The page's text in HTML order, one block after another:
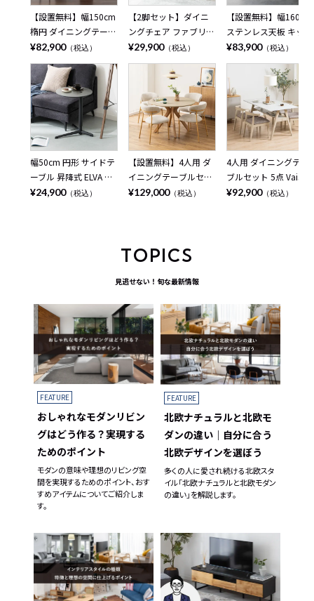
【設置無料】幅150cm
楕円 ダイニングテーブ
ル オーバルテーブル 4
人掛け ALT 木目 大理石
調 ウッディモダン テ
ーブル 4人 食卓テーブ
ル おしゃれ ブラウン
ナチュラル
¥82,900（税込）
幅50cm 円形 サイドテ
ーブル 昇降式 ELVA セ
ラミック天板 石目調
¥24,900（税込）
【2脚セット】ダイニ
ングチェア ファブリッ
ク STONEA 布張り ス
チール脚 肘なし チェ
アー モダン 椅子 リビ
ングチェア 食卓椅子
おしゃれ ベージュ ブ
ラウン グレー
¥29,900（税込）
【設置無料】4人用 ダ
イニングテーブルセッ
ト 円形 5点 LENAS モ
おしゃれ (幅110cm 食
卓テーブル×1 食卓椅
子×4)
¥129,000（税込）
【設置無料】幅160cm
ステンレス天板 キッチ
ンカウンター MIRENIA
引き出し 収納 作業台
キッチン棚 ゴミ箱上収
納 レンジ台 シンプル
モダン 食器棚 おしゃ
れ 黒 ブラック グレー
日本製 完成品
¥83,900（税込）
4人用 ダイニングテー
ブルセット 5点 Vais メ
ラミン テーブル 北欧
¥92,900（税込）
TOPICS
見逃せない！旬な最新情報
FEATURE
おしゃれなモダンリビン
グはどう作る？実現する
ためのポイント
モダンの意味や理想のリビング空
間を実現するためのポイント、おす
すめアイテムについてご紹介しま
す。
FEATURE
北欧ナチュラルと北欧モ
ダンの違い｜自分に合う
北欧デザインを選ぼう
多くの人に愛され続ける北欧スタ
イル「北欧ナチュラルと北欧モダン
の違い」を解説します。